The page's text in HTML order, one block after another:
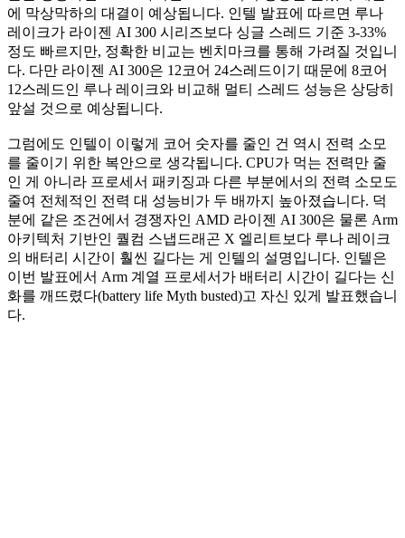
에 막상막하의 대결이 예상됩니다. 인텔 발표에 따르면 루나
레이크가 라이젠 AI 300 시리즈보다 싱글 스레드 기준 3-33%
정도 빠르지만, 정확한 비교는 벤치마크를 통해 가려질 것입니
다. 다만 라이젠 AI 300은 12코어 24스레드이기 때문에 8코어
12스레드인 루나 레이크와 비교해 멀티 스레드 성능은 상당히
앞설 것으로 예상됩니다.
그럼에도 인텔이 이렇게 코어 숫자를 줄인 건 역시 전력 소모
를 줄이기 위한 복안으로 생각됩니다. CPU가 먹는 전력만 줄
인 게 아니라 프로세서 패키징과 다른 부분에서의 전력 소모도
줄여 전체적인 전력 대 성능비가 두 배까지 높아졌습니다. 덕
분에 같은 조건에서 경쟁자인 AMD 라이젠 AI 300은 물론 Arm
아키텍처 기반인 퀄컴 스냅드래곤 X 엘리트보다 루나 레이크
의 배터리 시간이 훨씬 길다는 게 인텔의 설명입니다. 인텔은
이번 발표에서 Arm 계열 프로세서가 배터리 시간이 길다는 신
화를 깨뜨렸다(battery life Myth busted)고 자신 있게 발표했습니
다.